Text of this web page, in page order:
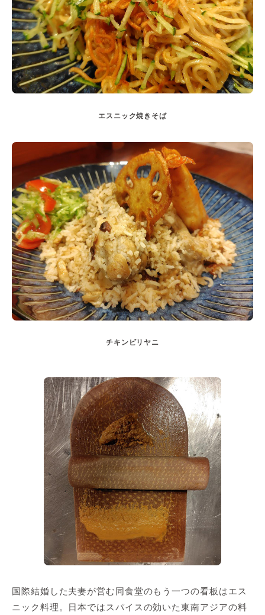
エスニック焼きそば
チキンビリヤニ
国際結婚した夫妻が営む同食堂のもう一つの看板はエス
ニック料理。日本ではスパイスの効いた東南アジアの料